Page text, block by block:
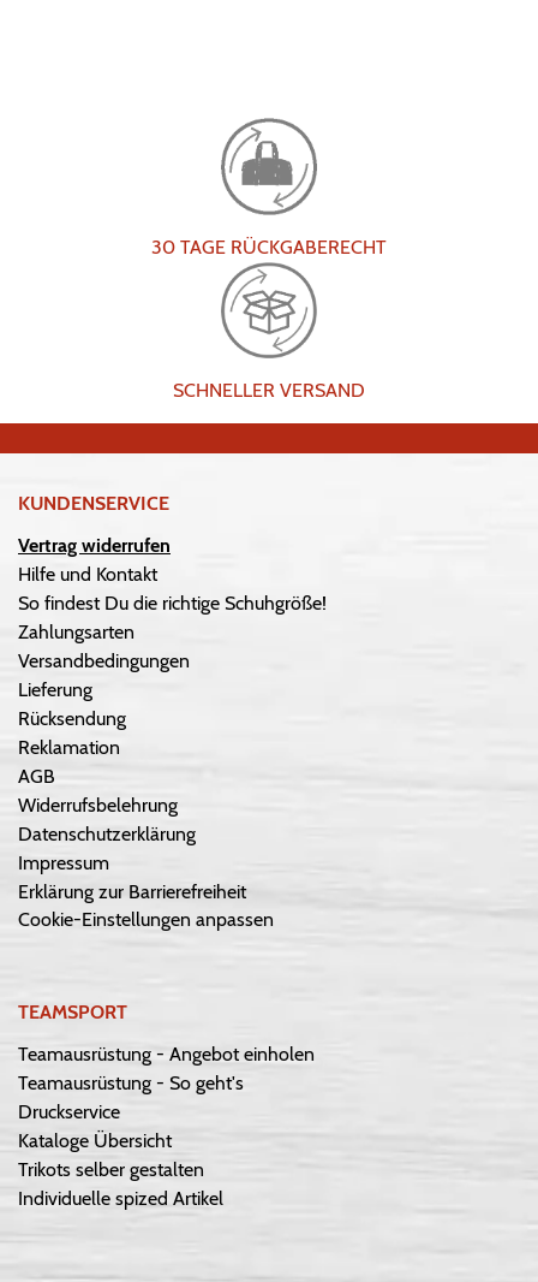
30 TAGE RÜCKGABERECHT
SCHNELLER VERSAND
KUNDENSERVICE
Vertrag widerrufen
Hilfe und Kontakt
So findest Du die richtige Schuhgröße!
Zahlungsarten
Versandbedingungen
Lieferung
Rücksendung
Reklamation
AGB
Widerrufsbelehrung
Datenschutzerklärung
Impressum
Erklärung zur Barrierefreiheit
Cookie-Einstellungen anpassen
TEAMSPORT
Teamausrüstung - Angebot einholen
Teamausrüstung - So geht's
Druckservice
Kataloge Übersicht
Trikots selber gestalten
Individuelle spized Artikel